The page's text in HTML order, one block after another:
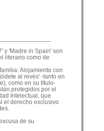
y 'Madre in Spain' son
literario como de
Alojamiento con
al revés' -tanto en
como en su título-
protegidos por el
Intelectual, que
el derecho exclusivo
de su